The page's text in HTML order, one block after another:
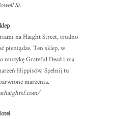
St.
na Haight Street, trudno
pieniądze. Ten sklep, w
muzykę Grateful Dead i ma
Hippisów. Spełnij tu
marzenia.